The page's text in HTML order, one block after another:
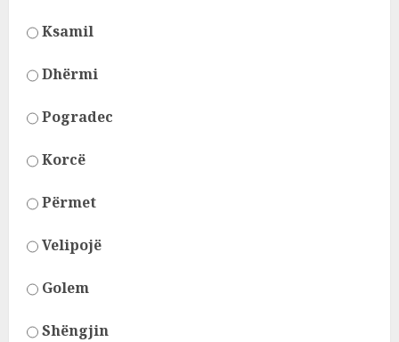
Ksamil
Dhërmi
Pogradec
Korcë
Përmet
Velipojë
Golem
Shëngjin